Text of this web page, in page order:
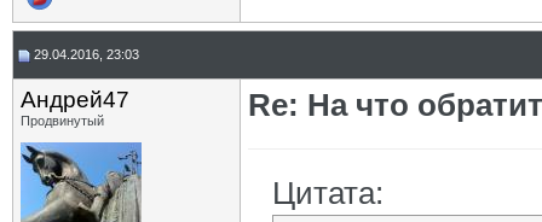
29.04.2016, 23:03
Андрей47
Продвинутый Re: На что
Цитата: